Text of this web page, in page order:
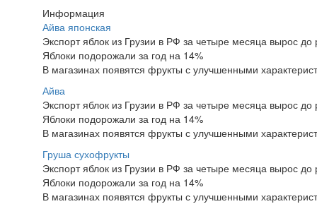
Информация
Айва японская
Экспорт яблок из Грузии в РФ за четыре месяца вырос
Яблоки подорожали за год на 14%
В магазинах появятся фрукты с улучшенными
Айва
Экспорт яблок из Грузии в РФ за четыре месяца вырос
Яблоки подорожали за год на 14%
В магазинах появятся фрукты с улучшенными
Груша сухофрукты
Экспорт яблок из Грузии в РФ за четыре месяца вырос
Яблоки подорожали за год на 14%
В магазинах появятся фрукты с улучшенными